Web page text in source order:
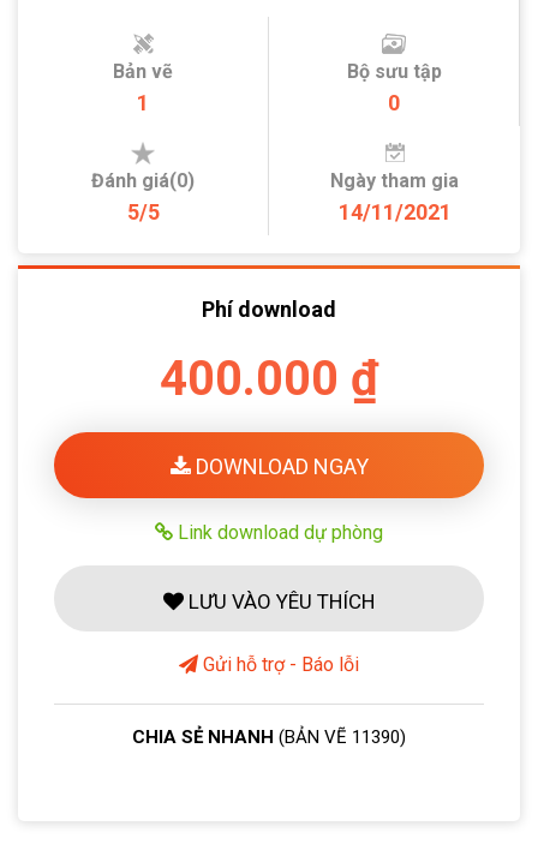
Bản vẽ
1
Bộ sưu tập
0
Đánh giá(0)
5/5
Ngày tham gia
14/11/2021
Phí download
400.000 ₫
DOWNLOAD NGAY
Link download dự phòng
LƯU VÀO YÊU THÍCH
Gửi hỗ trợ - Báo lỗi
CHIA SẺ NHANH (BẢN VẼ 11390)